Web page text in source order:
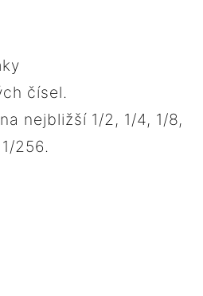
čísel.
nejbližší 1/2, 1/4, 1/8,
256.